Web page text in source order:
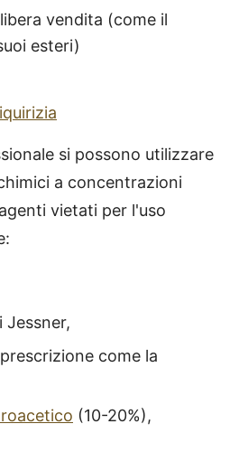
vendita (come il
esteri)
si possono utilizzare
a concentrazioni
vietati per l'uso
Jessner,
come la
(10-20%),